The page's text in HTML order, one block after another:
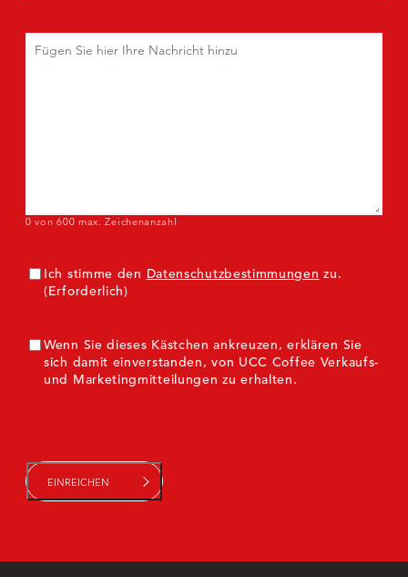
0 von 600 max. Zeichenanzahl
Einverständnis (Erforderlich)
Ich stimme den Datenschutzbestimmungen zu.
(Erforderlich)
ZustimmungMarketing
Wenn Sie dieses Kästchen ankreuzen, erklären Sie
sich damit einverstanden, von UCC Coffee Verkaufs-
und Marketingmitteilungen zu erhalten.